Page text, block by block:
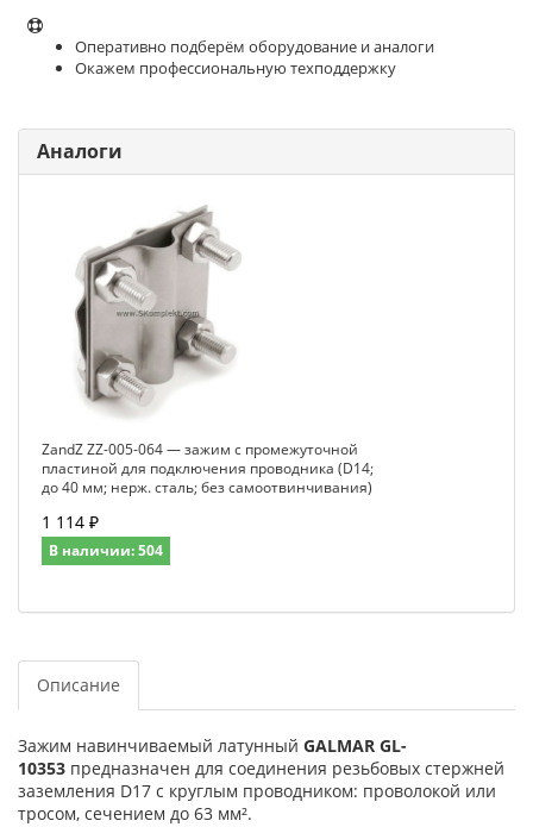
Оперативно подберём оборудование и аналоги
Окажем профессиональную техподдержку
Аналоги
ZandZ ZZ-005-064 — зажим с промежуточной
пластиной для подключения проводника (D14;
до 40 мм; нерж. сталь; без самоотвинчивания)
1 114 ₽
В наличии: 504
Описание
Зажим навинчиваемый латунный GALMAR GL-
10353 предназначен для соединения резьбовых стержней
заземления D17 с круглым проводником: проволокой или
тросом, сечением до 63 мм².